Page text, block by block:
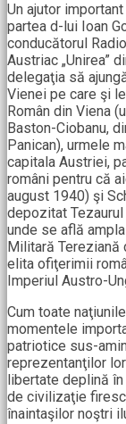
Un ajutor
partea d-lui Ioan
conducătorul
Austriac „Unirea”
delegaţia să
Vienei pe care şi
Român din Viena
Baston-Ciobanu,
Panican), urmele
capitala Austriei,
români pentru că
august 1940) şi
depozitat
unde se află
Militară
elita ofiţerimii
Imperiul Austro-
Cum toate
momentele
patriotice sus-
reprezentanţilor
libertate deplină
de civilizaţie
înaintaşilor noştri